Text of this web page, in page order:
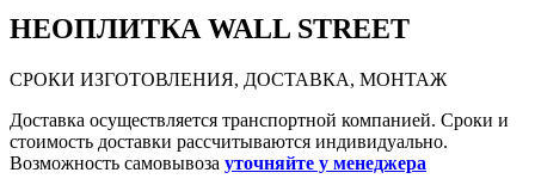
НЕОПЛИТКА WALL STREET
СРОКИ ИЗГОТОВЛЕНИЯ, ДОСТАВКА, МОНТАЖ
Доставка осуществляется транспортной компанией. Сроки и
стоимость доставки рассчитываются индивидуально.
Возможность самовывоза уточняйте у менеджера